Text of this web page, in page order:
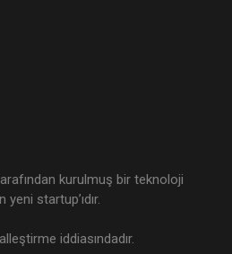
kurulmuş bir teknoloji
yeni startup’ıdır.
iddiasındadır.